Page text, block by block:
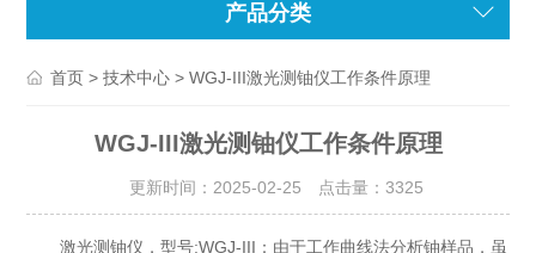
产品分类
首页 >技术中心 > WGJ-III激光测铀仪工作条件原理
WGJ-III激光测铀仪工作条件原理
更新时间：2025-02-25 点击量： 3325
激光测铀仪，型号:WGJ-III：由于工作曲线法分析铀样品，虽